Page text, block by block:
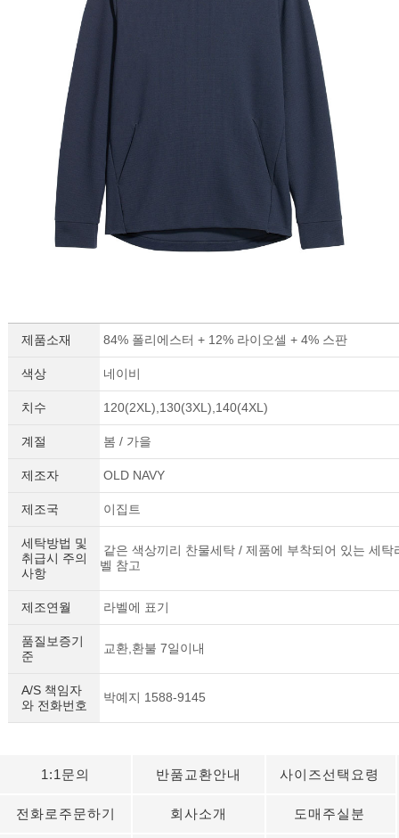
세요!
제품소재 84% 폴리에스터 + 12% 라이오셀 + 4% 스판
색상 네이비
치수 120(2XL),130(3XL),140(4XL)
계절 봄 / 가을
제조자 OLD NAVY
제조국 이집트
세탁방법 및
취급시 주의
사항
같은 색상끼리 찬물세탁 / 제품에 부착되어 있는 세탁
벨 참고
제조연월 라벨에 표기
품질보증기
준
교환,환불 7일이내
A/S 책임자
와 전화번호
박예지 1588-9145
1:1문의 반품교환안내 사이즈선택요령
전화로주문하기 회사소개 도매주실분